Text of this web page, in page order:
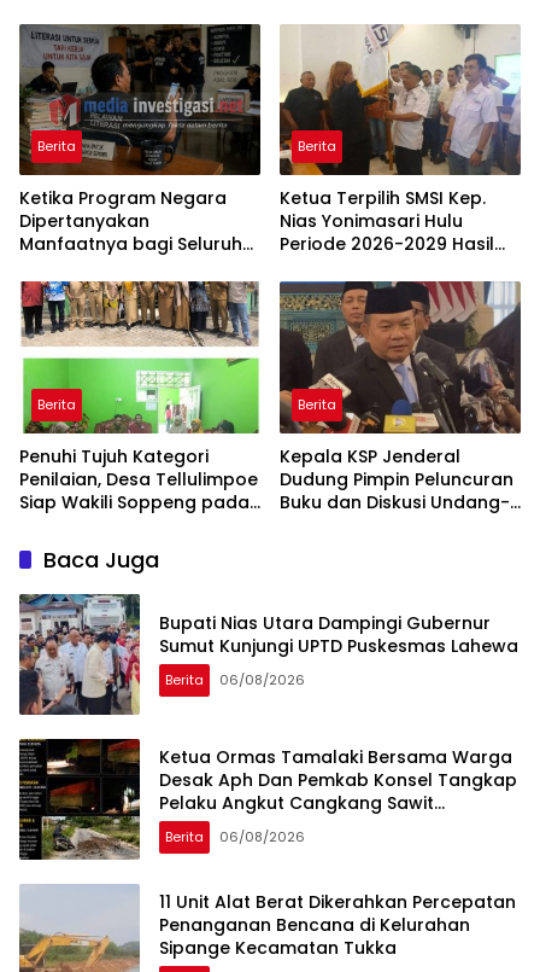
Bukan Kedekatan
Berita
Ketika Program Negara
Dipertanyakan
Manfaatnya bagi Seluruh
Berita
Ketua Terpilih SMSI Kep.
Nias Yonimasari Hulu
Periode 2026-2029 Hasil
Berita
Penuhi Tujuh Kategori
Penilaian, Desa Tellulimpoe
Siap Wakili Soppeng pada
2026
Berita
Kepala KSP Jenderal
Dudung Pimpin Peluncuran
Buku dan Diskusi Undang-
Baca Juga
Bupati Nias Utara Dampingi Gubernur
Sumut Kunjungi UPTD Puskesmas Lahewa
Berita 06/08/2026
Ketua Ormas Tamalaki Bersama Warga
Desak Aph Dan Pemkab Konsel Tangkap
Pelaku Angkut Cangkang Sawit
Overload, Truk PT KAP Melintas Jalan
Umum
Berita 06/08/2026
11 Unit Alat Berat Dikerahkan Percepatan
Penanganan Bencana di Kelurahan
Sipange Kecamatan Tukka